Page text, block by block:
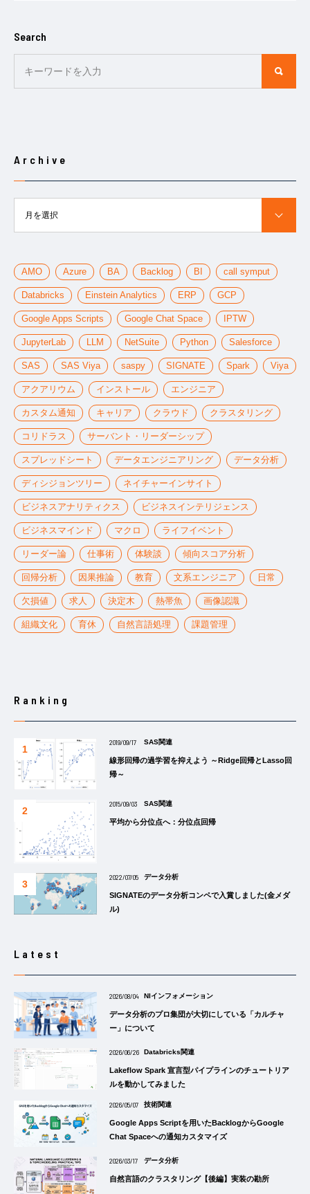
Search
Archive
月を選択
AMO Azure BA Backlog BI call symput
Databricks Einstein Analytics ERP GCP
Google Apps Scripts Google Chat Space IPTW
JupyterLab LLM NetSuite Python Salesforce
SAS SAS Viya saspy SIGNATE Spark Viya
アクアリウム インストール エンジニア
カスタム通知 キャリア クラウド クラスタリング
コリドラス サーバント・リーダーシップ
スプレッドシート データエンジニアリング データ分析
ディシジョンツリー ネイチャーインサイト
ビジネスアナリティクス ビジネスインテリジェンス
ビジネスマインド マクロ ライフイベント
リーダー論 仕事術 体験談 傾向スコア分析
回帰分析 因果推論 教育 文系エンジニア 日常
欠損値 求人 決定木 熱帯魚 画像認識
組織文化 育休 自然言語処理 課題管理
Ranking
2019/09/17 SAS関連
線形回帰の過学習を抑えよう ～Ridge回帰とLasso回
帰～
2015/09/03 SAS関連
平均から分位点へ：分位点回帰
2022/07/05 データ分析
SIGNATEのデータ分析コンペで入賞しました(金メダ
ル)
Latest
2026/08/04 NIインフォメーション
データ分析のプロ集団が大切にしている「カルチャ
ー」について
2026/06/26 Databricks関連
Lakeflow Spark 宣言型パイプラインのチュートリア
ルを動かしてみました
2026/05/07 技術関連
Google Apps Scriptを用いたBacklogからGoogle
Chat Spaceへの通知カスタマイズ
2026/03/17 データ分析
自然言語のクラスタリング【後編】実装の勘所